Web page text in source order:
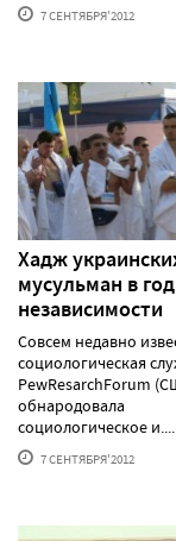
7 СЕНТЯБРЯ'2012
Хадж
мусульман в
независимости
Совсем недавно
социологическая
PewResarchForum
обнародовала
социологическое
7 СЕНТЯБРЯ'2012